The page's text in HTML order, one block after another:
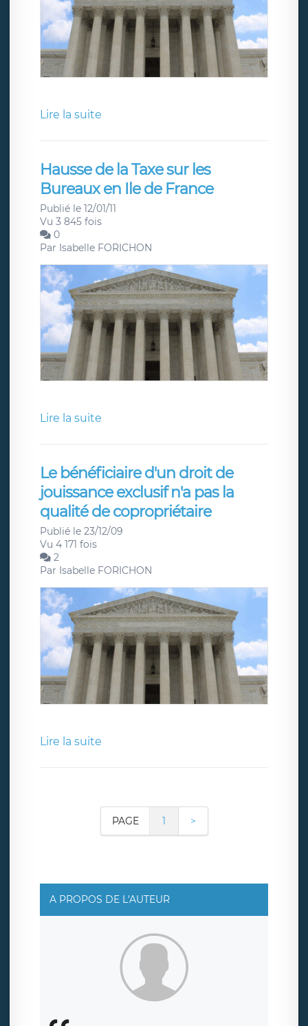
Lire la suite
Hausse de la Taxe sur les
Bureaux en Ile de France
Publié le 12/01/11
Vu 3 845 fois
0
Par Isabelle FORICHON
Lire la suite
Le bénéficiaire d'un droit de
jouissance exclusif n'a pas la
qualité de copropriétaire
Publié le 23/12/09
Vu 4 171 fois
2
Par Isabelle FORICHON
Lire la suite
PAGE 1 >
A PROPOS DE L'AUTEUR